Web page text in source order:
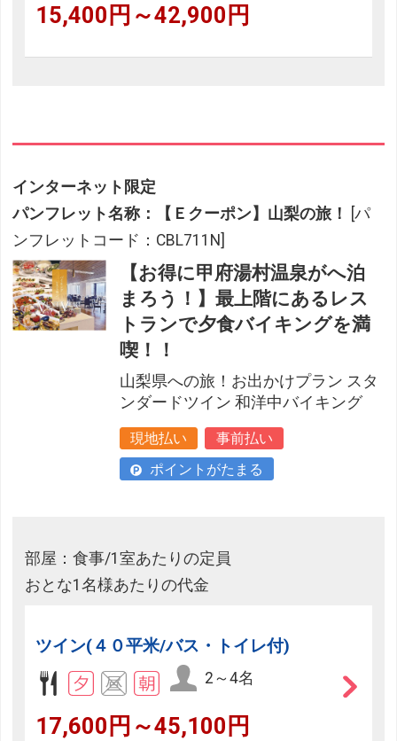
15,400円～42,900円
インターネット限定
パンフレット名称：【Ｅクーポン】山梨の旅！
[パ
ンフレットコード：CBL711N]
【お得に甲府湯村温泉がへ泊
まろう！】最上階にあるレス
トランで夕食バイキングを満
喫！！
山梨県への旅！お出かけプラン スタ
ンダードツイン 和洋中バイキング
現地払い
事前払い
ポイントがたまる
部屋：食事/1室あたりの定員
おとな1名様あたりの代金
ツイン(４０平米/バス・トイレ付)
2～4名
17,600円～45,100円